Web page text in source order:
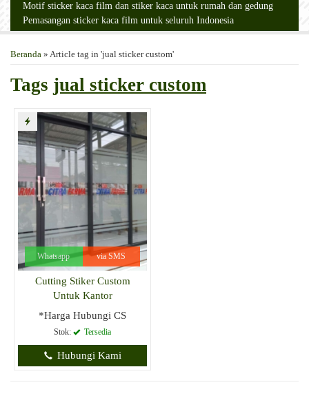
Motif sticker kaca film dan stiker kaca untuk rumah dan gedung
Pemasangan sticker kaca film untuk seluruh Indonesia
Beranda » Article tag in 'jual sticker custom'
Tags jual sticker custom
Whatsapp via SMS
Cutting Stiker Custom
Untuk Kantor
*Harga Hubungi CS
Stok: Tersedia
Hubungi Kami